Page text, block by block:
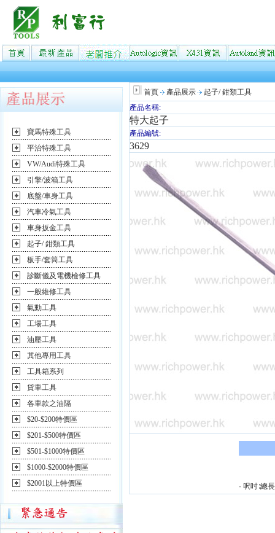
寶馬特殊工具
平治特殊工具
VW/Audi特殊工具
引擎/波箱工具
底盤/車身工具
汽車冷氣工具
車身扳金工具
起子/ 鉗類工具
板手/套筒工具
診斷儀及電機檢修工具
一般維修工具
氣動工具
工場工具
油壓工具
其他專用工具
工具箱系列
貨車工具
各車款之油隔
$20-$200特價區
$201-$500特價區
$501-$1000特價區
$1000-$2000特價區
$2001以上特價區
首頁 產品展示
起子/ 鉗類工具
產品名稱:
特大起子
產品編號:
3629
· 呎吋∶總